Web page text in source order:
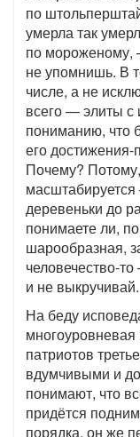
по
умерла так
по мороженому,
не упомнишь. В
числе, а не
всего — элиты с
пониманию, что
его достижения-
Почему?
деревеньки до
понимаете ли,
шарообразная,
человечество-
и не выкручивай.
На беду
многоуровневая
патриотов
вдумчивыми и
понимают, что
придётся
порядка, он же